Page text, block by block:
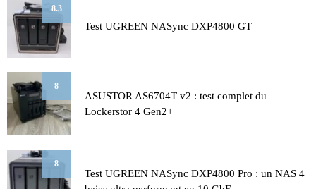
8.3
Test UGREEN NASync DXP4800 GT
8
ASUSTOR AS6704T v2 : test complet du
Lockerstor 4 Gen2+
8
Test UGREEN NASync DXP4800 Pro : un NAS 4